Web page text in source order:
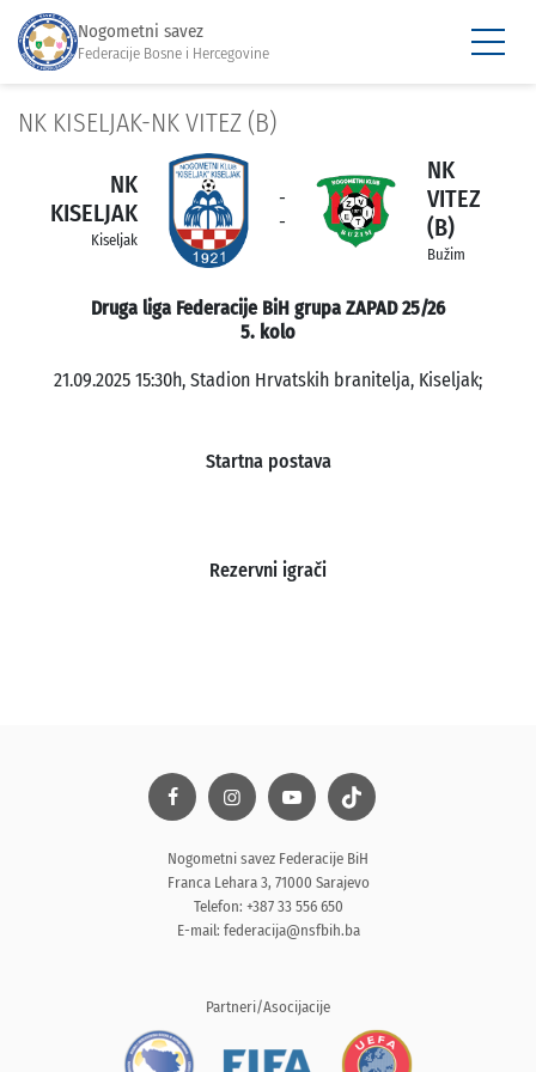
Nogometni savez
Federacije Bosne i Hercegovine
NK KISELJAK-NK VITEZ (B)
NK
KISELJAK
Kiseljak
-
-
NK
VITEZ
(B)
Bužim
Druga liga Federacije BiH grupa ZAPAD 25/26
5. kolo
21.09.2025 15:30h, Stadion Hrvatskih branitelja, Kiseljak;
Startna postava
Rezervni igrači
Nogometni savez Federacije BiH
Franca Lehara 3, 71000 Sarajevo
Telefon: +387 33 556 650
E-mail: federacija@nsfbih.ba
Partneri/Asocijacije